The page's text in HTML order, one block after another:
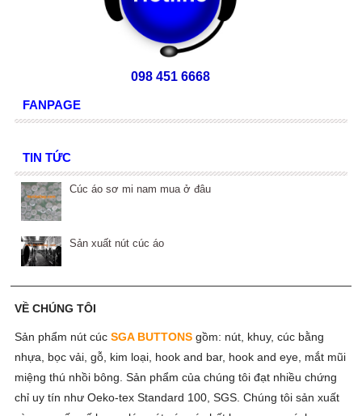
098 451 6668
FANPAGE
TIN TỨC
Cúc áo sơ mi nam mua ở đâu
Sản xuất nút cúc áo
VỀ CHÚNG TÔI
Sản phẩm nút cúc SGA BUTTONSgồm: nút, khuy, cúc bằng
nhựa, bọc vải, gỗ, kim loại, hook and bar, hook and eye, mắt mũi
miệng thú nhồi bông. Sản phẩm của chúng tôi đạt nhiều chứng
chỉ uy tín như Oeko-tex Standard 100, SGS. Chúng tôi sản xuất